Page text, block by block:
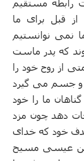
مستقیم
قبل برای ما
نمی نوانستیم
که پدر ماست
از روح خود را
و جسم می گیرد
ما را خود
دهد چون مزد
خود که خدای
عیسی مسیح